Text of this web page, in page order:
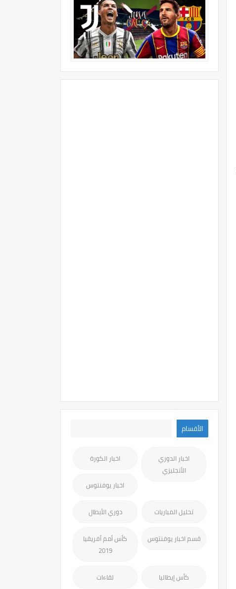
الأقسام
اخبار الدوري
الأنجليزي
اخبار الكورة
اخبار يوفنتوس
تحليل المباريات دوري الأبطال
قسم اخبار يوفنتوس
كأس أمم أفريقيا
2019
كأس إيطاليا لقاءات